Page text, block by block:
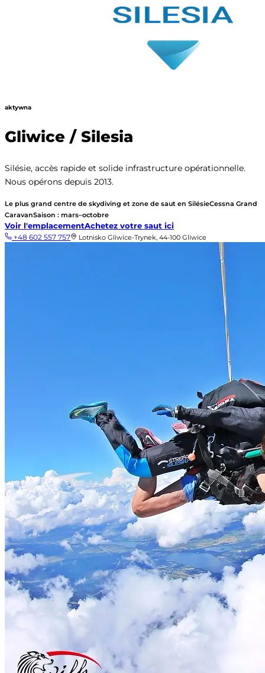
aktywna
Gliwice / Silesia
Silésie, accès rapide et solide infrastructure opérationnelle.
Nous opérons depuis 2013.
Le plus grand centre de skydiving et zone de saut en SilésieCessna Grand
CaravanSaison : mars–octobre
Voir l'emplacementAchetez votre saut ici
+48 602 557 757 Lotnisko Gliwice-Trynek, 44-100 Gliwice